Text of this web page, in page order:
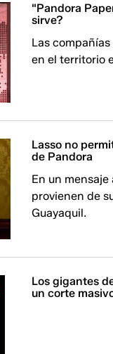
"Pandora
sirve?
Las
en el territorio
Lasso no
de Pandora
En un
provienen de
Guayaquil.
Los gigantes
un corte